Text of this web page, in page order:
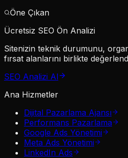
Öne Çıkan
Ücretsiz SEO Ön Analizi
Sitenizin teknik durumunu,
fırsat alanlarını birlikte
SEO Analizi Al
Ana Hizmetler
Dijital Pazarlama Ajansı
Performans Pazarlama
Google Ads Yönetimi
Meta Ads Yönetimi
LinkedIn Ads